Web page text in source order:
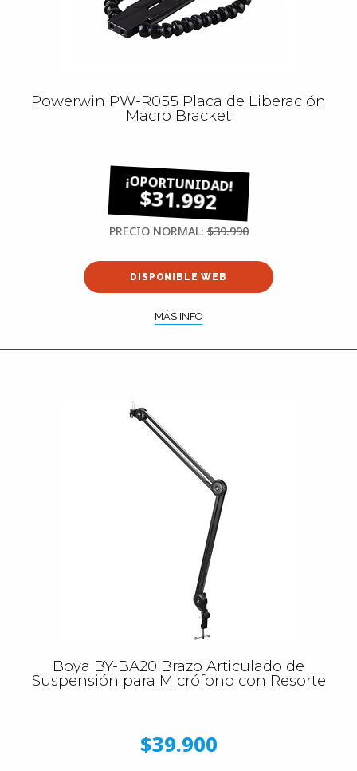
Powerwin PW-R055 Placa de Liberación
Macro Bracket
$31.992
PRECIO NORMAL:$39.990
DISPONIBLE WEB
MÁS INFO
Boya BY-BA20 Brazo Articulado de
Suspensión para Micrófono con Resorte
$39.900